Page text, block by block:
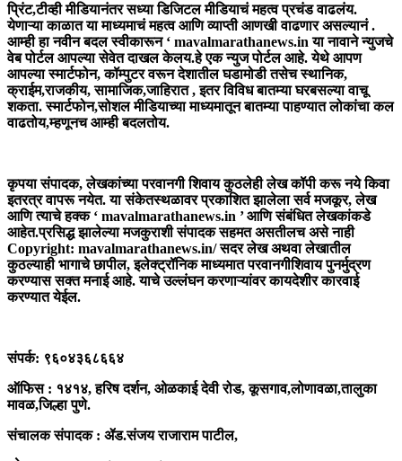
प्रिंट,टीव्ही मीडियानंतर सध्या डिजिटल मीडियाचं महत्व प्रचंड वाढलंय.
येणाऱ्या काळात या माध्यमाचं महत्व आणि व्याप्ती आणखी वाढणार असल्यानं .
आम्ही हा नवीन बदल स्वीकारून ‘ mavalmarathanews.in या नावाने न्युजचे
वेब पोर्टल आपल्या सेवेत दाखल केलय.हे एक न्युज पोर्टल आहे. येथे आपण
आपल्या स्मार्टफोन, कॉम्पुटर वरून देशातील घडामोडी तसेच स्थानिक,
क्राईम,राजकीय, सामाजिक,जाहिरात , इतर विविध बातम्या घरबसल्या वाचू
शकता. स्मार्टफोन,सोशल मीडियाच्या माध्यमातून बातम्या पाहण्यात लोकांचा कल
वाढतोय,म्हणूनच आम्ही बदलतोय.
कृपया संपादक, लेखकांच्या परवानगी शिवाय कुठलेही लेख कॉपी करू नये किवा
इतरत्र वापरू नयेत. या संकेतस्थळावर प्रकाशित झालेला सर्व मजकूर, लेख
आणि त्याचे हक्क ‘ mavalmarathanews.in ’ आणि संबंधित लेखकांकडे
आहेत.प्रसिद्ध झालेल्या मजकुराशी संपादक सहमत असतीलच असे नाही
Copyright: mavalmarathanews.in/ सदर लेख अथवा लेखातील
कुठल्याही भागाचे छापील, इलेक्ट्रॉनिक माध्यमात परवानगीशिवाय पुनर्मुद्रण
करण्यास सक्त मनाई आहे. याचे उल्लंघन करणाऱ्यांवर कायदेशीर कारवाई
करण्यात येईल.
संपर्क: ९६०४३६८६६४
ऑफिस : १४१४, हरिष दर्शन, ओळकाई देवी रोड, कूसगाव,लोणावळा,तालुका
मावळ,जिल्हा पुणे.
संचालक संपादक : ॲड.संजय राजाराम पाटील,